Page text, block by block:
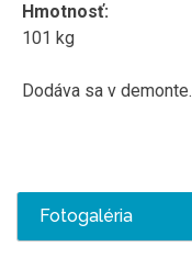
Hmotnosť:
101 kg
Dodáva sa v demonte.
Fotogaléria